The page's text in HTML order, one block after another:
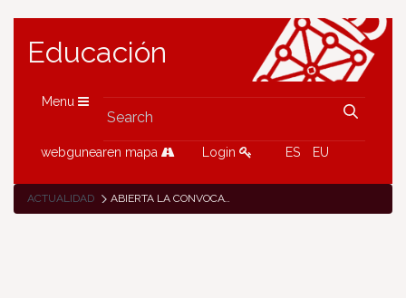
Educación
Menu
webgunearen mapa Login ES EU
ACTUALIDAD ABIERTA LA CONVOCATORIA DEL PREMIO ETWINNING A LA INSTITUCIÓN MÁS ACTIVA DE FORMACIÓN INICIAL DEL PROFESORADO